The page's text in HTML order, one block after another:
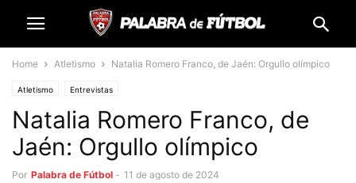
Home Atletismo Natalia Romero Franco, de Jaén: Orgullo olímpico
Atletismo Entrevistas
Natalia Romero Franco, de
Jaén: Orgullo olímpico
Por Palabra de Fútbol - 11 de agosto de 2024